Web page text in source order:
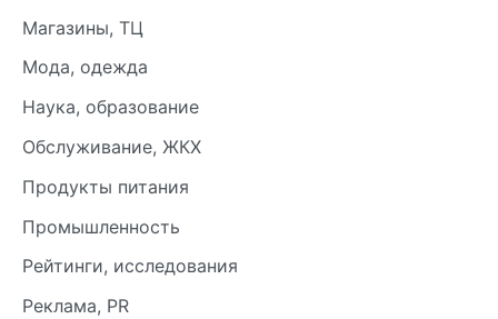
Магазины, ТЦ
Мода, одежда
Наука, образование
Обслуживание, ЖКХ
Продукты питания
Промышленность
Рейтинги, исследования
Реклама, PR